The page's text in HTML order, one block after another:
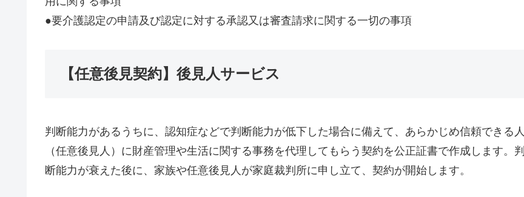
●要介護認定の申請及び認定に対する承認又は審査請求に関する一切の事項
【任意後見契約】後見人サービス
判断能力があるうちに、認知症などで判断能力が低下した場合に備えて、あらかじめ信頼できる人
（任意後見人）に財産管理や生活に関する事務を代理してもらう契約を公正証書で作成します。判
断能力が衰えた後に、家族や任意後見人が家庭裁判所に申し立て、契約が開始します。